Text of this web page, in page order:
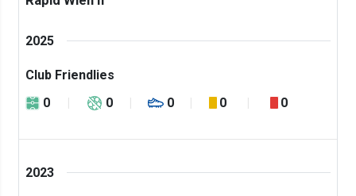
2025
Club Friendlies
0
0 0 0 0
2023